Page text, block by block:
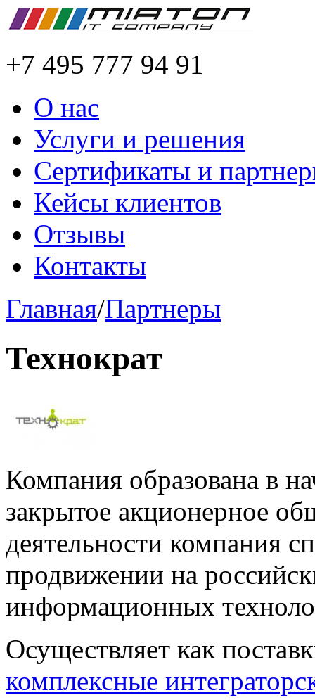
+7 495 777 94 91
О нас
Услуги и решения
Сертификаты и
Кейсы клиентов
Отзывы
Контакты
Главная/Партнеры
Технократ
Компания образована в
закрытое акционерное
деятельности компания
продвижении на
информационных
Осуществляет как
комплексные